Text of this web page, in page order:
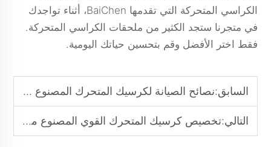
الكراسي المتحركة التي تقدمها BaiChen، أثناء تواجدك
في متجرنا ستجد الكثير من ملحقات الكراسي المتحركة.
فقط اختر الأفضل وقم بتحسين حياتك اليومية.
السابق:نصائح الصيانة لكرسيك المتحرك المصنوع من الألمنيوم
التالي:تخصيص كرسيك المتحرك القوي المصنوع من الألمنيوم وفقًا لخيارات التخصيص الشخصية